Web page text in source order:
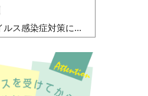
ルス感染症対策に...